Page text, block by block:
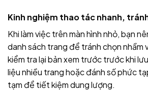
Kinh nghiệm thao tác nhanh,
Khi làm việc trên màn hình nhỏ, bạn
danh sách trang để tránh chọn nhầm
kiểm tra lại bản xem trước trước khi
liệu nhiều trang hoặc đánh số phức
tạm để tiết kiệm dung lượng.